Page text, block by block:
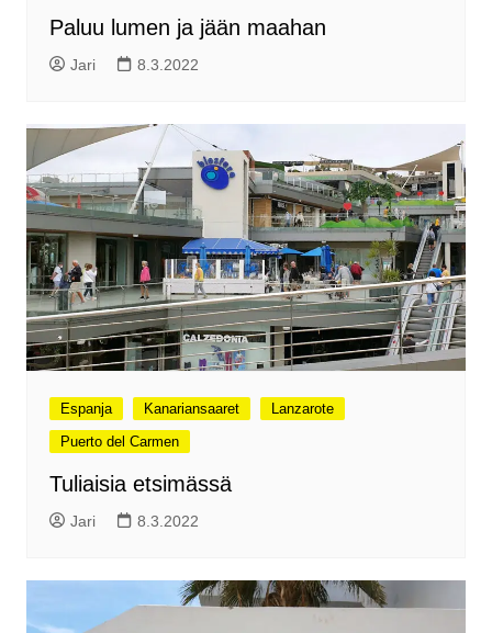
Paluu lumen ja jään maahan
Jari 8.3.2022
Espanja Kanariansaaret
Lanzarote
Puerto del Carmen
Tuliaisia etsimässä
Jari 8.3.2022